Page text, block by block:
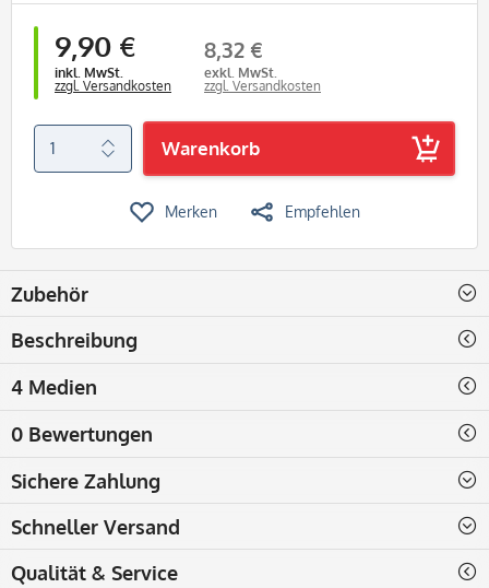
9,90 €
inkl. MwSt.
zzgl. Versandkosten
8,32 €
exkl. MwSt.
zzgl. Versandkosten
Warenkorb
Merken Empfehlen
Zubehör
Beschreibung
4 Medien
0 Bewertungen
Sichere Zahlung
Schneller Versand
Qualität & Service